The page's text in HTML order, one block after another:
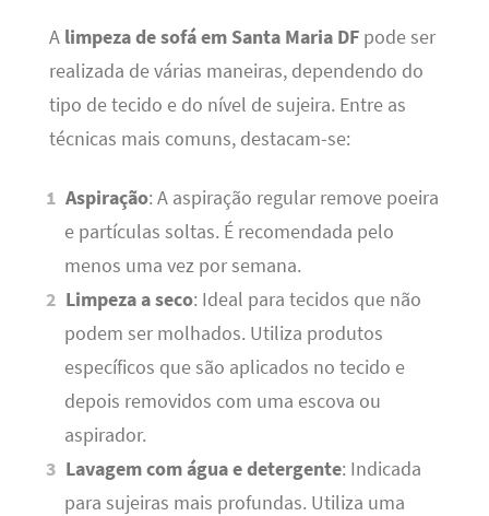
A limpeza de sofá em Santa Maria DFpode ser
realizada de várias maneiras, dependendo do
tipo de tecido e do nível de sujeira. Entre as
técnicas mais comuns, destacam-se:
Aspiração: A aspiração regular remove poeira
e partículas soltas. É recomendada pelo
menos uma vez por semana.
Limpeza a seco: Ideal para tecidos que não
podem ser molhados. Utiliza produtos
específicos que são aplicados no tecido e
depois removidos com uma escova ou
aspirador.
Lavagem com água e detergente: Indicada
para sujeiras mais profundas. Utiliza uma